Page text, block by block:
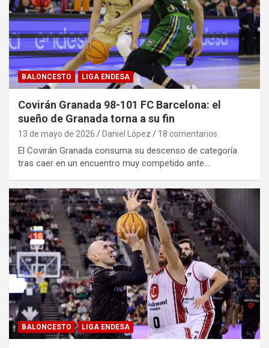
BALONCESTO LIGA ENDESA
Covirán Granada 98-101 FC Barcelona: el
sueño de Granada torna a su fin
13 de mayo de 2026 Daniel López 18 comentarios
El Covirán Granada consuma su descenso de categoría
tras caer en un encuentro muy competido ante…
BALONCESTO LIGA ENDESA